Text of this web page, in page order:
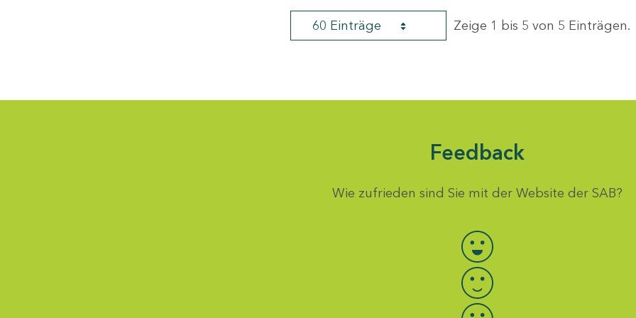
60 Einträge Zeige 1 bis 5 von 5 Einträgen.
Feedback
Wie zufrieden sind Sie mit der Website der SAB?
Bewertung auswählen